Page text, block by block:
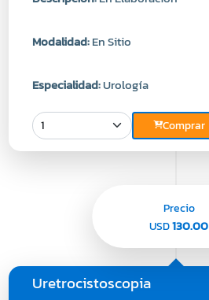
Modalidad:En Sitio
Especialidad:Urología
Comprar
Uretrocistoscopia
Precio
USD130.00